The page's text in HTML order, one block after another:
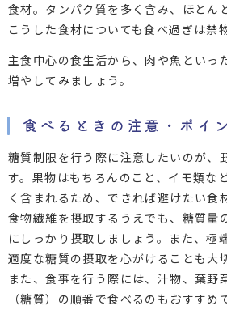
食材。タンパク質を多く含み、ほとん
こうした食材についても食べ過ぎは禁
主食中心の食生活から、肉や魚といっ
増やしてみましょう。
食べるときの注意・ポイ
糖質制限を行う際に注意したいのが、
す。果物はもちろんのこと、イモ類な
く含まれるため、できれば避けたい食
食物繊維を摂取するうえでも、糖質量
にしっかり摂取しましょう。また、極
適度な糖質の摂取を心がけることも大
また、食事を行う際には、汁物、葉野
（糖質）の順番で食べるのもおすすめ